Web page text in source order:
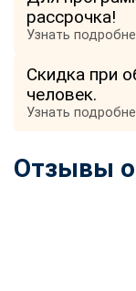
рассрочка!
Узнать
Скидка при
человек.
Узнать
Отзывы